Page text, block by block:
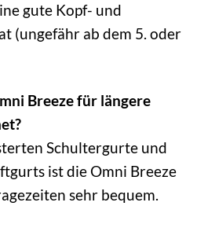
gute Kopf- und
(ungefähr ab dem 5. oder
Breeze für längere
Schultergurte und
ist die Omni Breeze
sehr bequem.